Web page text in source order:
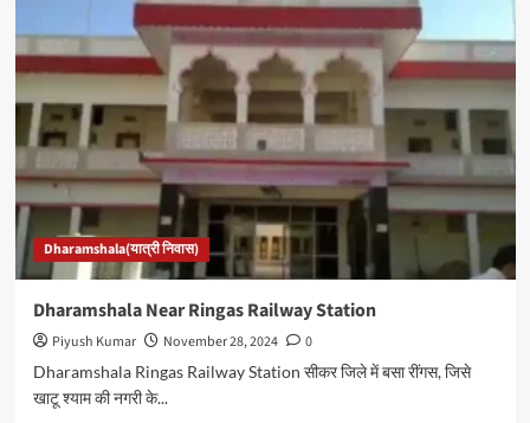
Valsad:वलसाड
कम
अच्छी
सुविधापूर्ण
धर्मशालाये
Dharamshala(यात्री निवास)
Dharamshala Near Ringas Railway Station
Piyush Kumar November 28, 2024
0
Dharamshala Ringas Railway Station सीकर जिले में बसा रींगस, जिसे
खाटू श्याम की नगरी के...